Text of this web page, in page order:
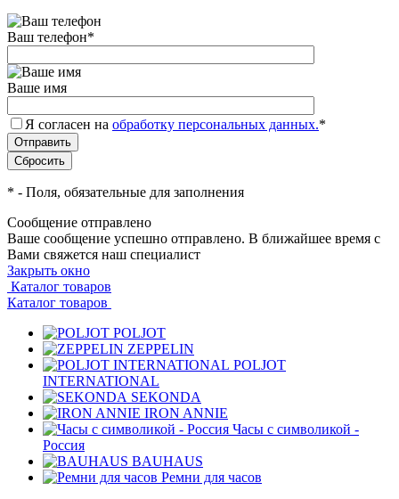
Ваш телефон*
Ваше имя
Я согласен на обработку персональных данных.*
* - Поля, обязательные для заполнения
Сообщение отправлено
Ваше сообщение успешно отправлено. В ближайшее время с
Вами свяжется наш специалист
Закрыть окно
Каталог товаров
Каталог товаров
POLJOT
ZEPPELIN
POLJOT
INTERNATIONAL
SEKONDA
IRON ANNIE
Часы с символикой -
Россия
BAUHAUS
Ремни для часов